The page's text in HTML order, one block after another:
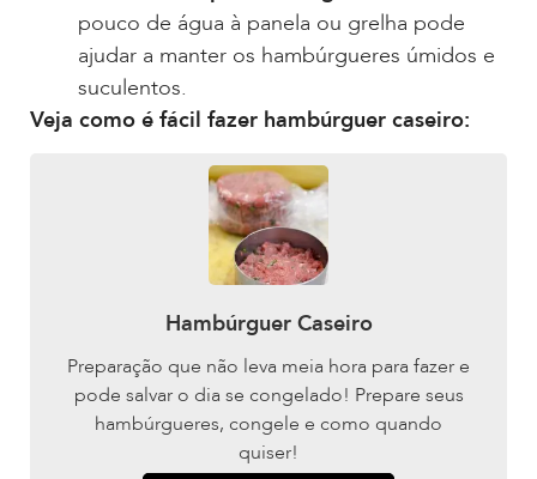
pouco de água à panela ou grelha pode
ajudar a manter os hambúrgueres úmidos e
suculentos.
Veja como é fácil fazer hambúrguer caseiro:
Hambúrguer Caseiro
Preparação que não leva meia hora para fazer e
pode salvar o dia se congelado! Prepare seus
hambúrgueres, congele e como quando
quiser!